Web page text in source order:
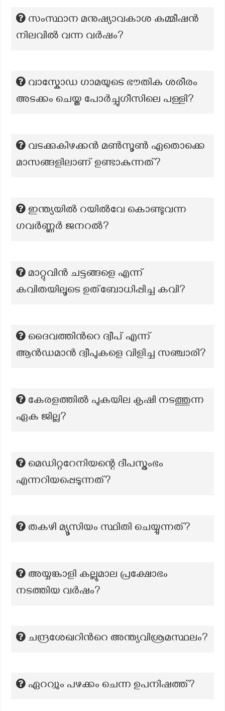
സംസ്ഥാന മനുഷ്യാവകാശ കമ്മീഷൻ
നിലവിൽ വന്ന വർഷം?
വാസ്കോഡ ഗാമയുടെ ഭൗതിക ശരീരം
അടക്കം ചെയ്ത പോർച്ചുഗീസിലെ പള്ളി?
വടക്കുകിഴക്കൻ മൺസൂൺ ഏതൊക്കെ
മാസങ്ങളിലാണ് ഉണ്ടാകുന്നത്?
ഇന്ത്യയിൽ റയിൽവേ കൊണ്ടുവന്ന
ഗവർണ്ണർ ജനറൽ?
മാറ്റുവിൻ ചട്ടങ്ങളെ എന്ന്
കവിതയിലൂടെ ഉത്ബോധിപ്പിച്ച കവി?
ദൈവത്തിൻറെ ദ്വീപ്‌ എന്ന്
ആൻഡമാൻ ദ്വീപുകളെ വിളിച്ച സഞ്ചാരി?
കേരളത്തില്‍ പുകയില കൃഷി നടത്തുന്ന
ഏക ജില്ല?
മെഡിറ്ററേനിയന്റെ ദീപസ്തംഭം
എന്നറിയപ്പെടുന്നത്?
തകഴി മ്യൂസിയം സ്ഥിതി ചെയ്യുന്നത്?
അയ്യങ്കാളി കല്ലുമാല പ്രക്ഷോഭം
നടത്തിയ വർഷം?
ചന്ദ്രശേഖറിന്‍റെ അന്ത്യവിശ്രമസ്ഥലം?
ഏററ്വും പഴക്കം ചെന്ന ഉപനിഷത്ത്?